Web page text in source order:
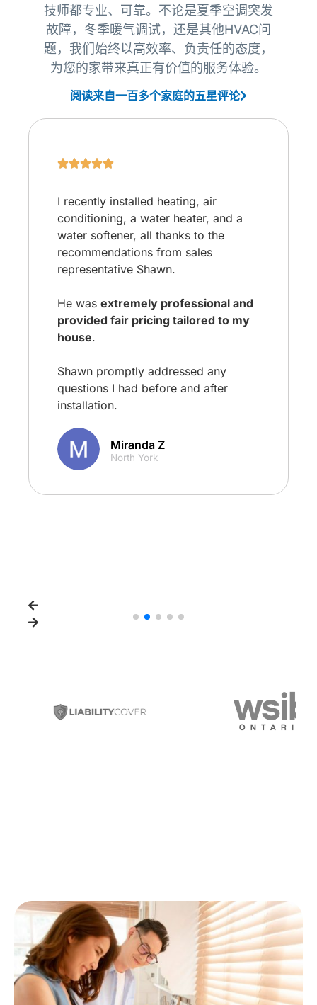
技师都专业、可靠。不论是夏季空调突发
故障，冬季暖气调试，还是其他HVAC问
题，我们始终以高效率、负责任的态度，
为您的家带来真正有价值的服务体验。
阅读来自一百多个家庭的五星评论
I recently installed heating, air
conditioning, a water heater, and a
water softener, all thanks to the
recommendations from sales
representative Shawn.
He was extremely professional and
provided fair pricing tailored to my
house.
Shawn promptly addressed any
questions I had before and after
installation.
Miranda Z
North York